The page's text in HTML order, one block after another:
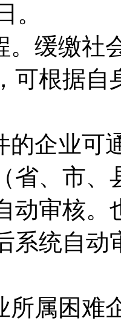
。
。缓缴社
可根据自
的企业可
省、市
动审核。
系统自动
所属困难